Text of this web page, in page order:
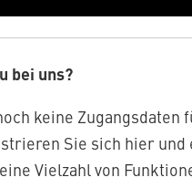
bei uns?
keine Zugangsdaten
Sie sich hier und
Vielzahl von